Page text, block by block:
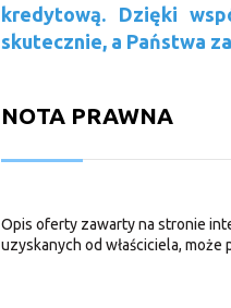
kredytową. Dzięki
skutecznie, a Państwa
NOTA PRAWNA
Opis oferty zawarty na stronie
uzyskanych od właściciela,